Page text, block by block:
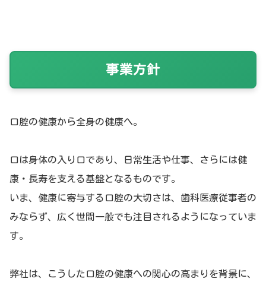
事業方針
口腔の健康から全身の健康へ。
口は身体の入り口であり、日常生活や仕事、さらには健
康・長寿を支える基盤となるものです。
いま、健康に寄与する口腔の大切さは、歯科医療従事者の
みならず、広く世間一般でも注目されるようになっていま
す。
弊社は、こうした口腔の健康への関心の高まりを背景に、